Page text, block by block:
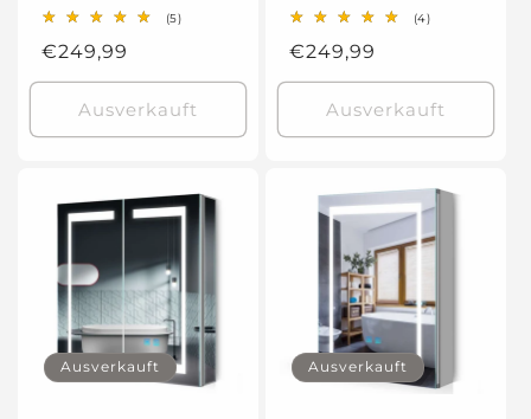
(5)5
Normaler
Preis
€249,99
Ausverkauft
(4)4
Normaler
Preis
€249,99
Ausverkauft
Ausverkauft Ausverkauft